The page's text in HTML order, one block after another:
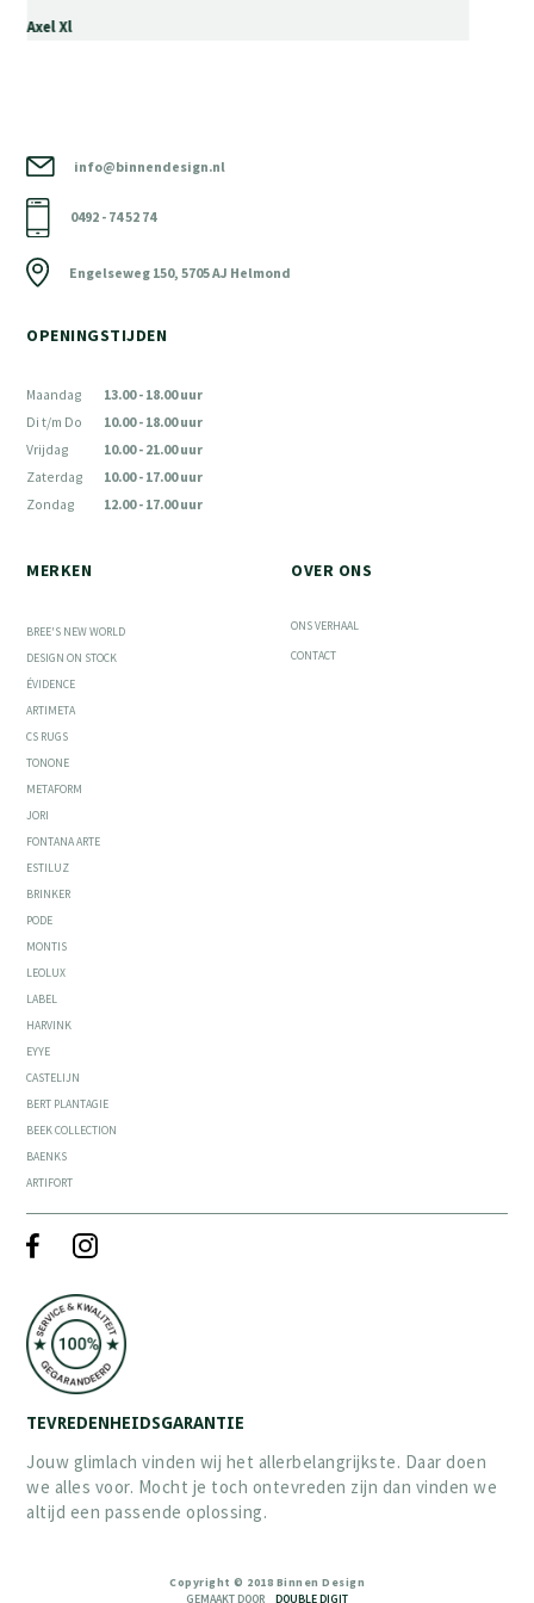
Axel Xl
info@binnendesign.nl
0492 - 74 52 74
Engelseweg 150, 5705 AJ Helmond
OPENINGSTIJDEN
Maandag
Di t/m Do
Vrijdag
Zaterdag
Zondag
13.00 - 18.00 uur
10.00 - 18.00 uur
10.00 - 21.00 uur
10.00 - 17.00 uur
12.00 - 17.00 uur
MERKEN
BREE'S NEW WORLD
DESIGN ON STOCK
ÉVIDENCE
ARTIMETA
CS RUGS
TONONE
METAFORM
JORI
FONTANA ARTE
ESTILUZ
BRINKER
PODE
MONTIS
LEOLUX
LABEL
HARVINK
EYYE
CASTELIJN
BERT PLANTAGIE
BEEK COLLECTION
BAENKS
ARTIFORT
OVER ONS
ONS VERHAAL
CONTACT
TEVREDENHEIDSGARANTIE
Jouw glimlach vinden wij het allerbelangrijkste. Daar doen
we alles voor. Mocht je toch ontevreden zijn dan vinden we
altijd een passende oplossing.
Copyright © 2018 Binnen Design
GEMAAKT DOOR
DOUBLE DIGIT